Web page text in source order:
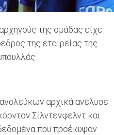
της ομάδας είχε
της εταιρείας της
αρχικά ανέλυσε
Σίλντενφελντ και
που προέκυψαν